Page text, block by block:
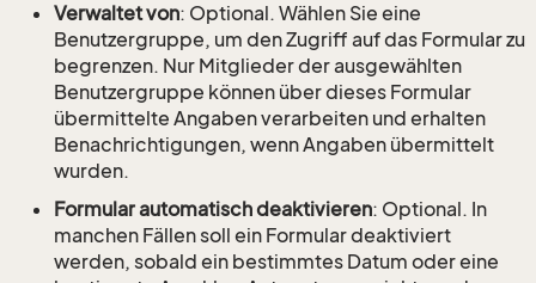
Verwaltet von: Optional. Wählen Sie eine
Benutzergruppe, um den Zugriff auf das Formular zu
begrenzen. Nur Mitglieder der ausgewählten
Benutzergruppe können über dieses Formular
übermittelte Angaben verarbeiten und erhalten
Benachrichtigungen, wenn Angaben übermittelt
wurden.
Formular automatisch deaktivieren: Optional. In
manchen Fällen soll ein Formular deaktiviert
werden, sobald ein bestimmtes Datum oder eine